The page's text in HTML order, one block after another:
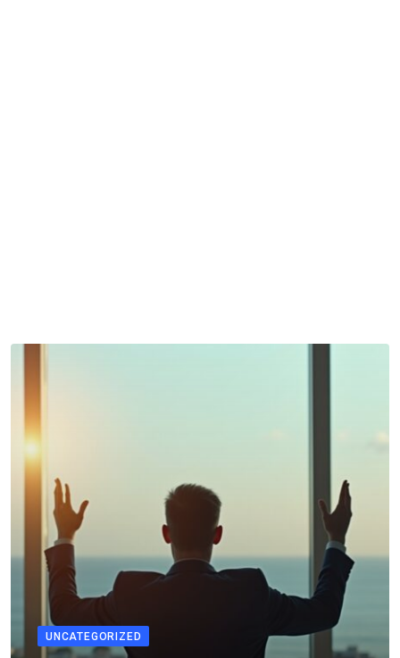
UNCATEGORIZED